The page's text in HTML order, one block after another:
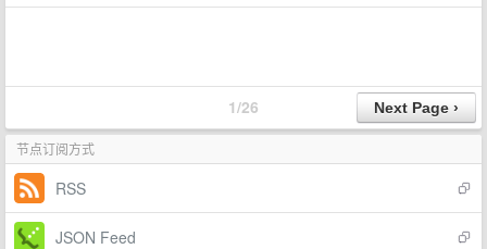
1/26
节点订阅方式
RSS
JSON Feed